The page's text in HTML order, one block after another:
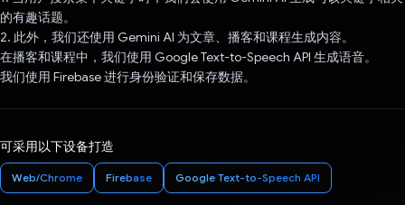
的有趣话题。
2. 此外，我们还使用 Gemini AI 为文章、播客和课程生成内容。
在播客和课程中，我们使用 Google Text-to-Speech API 生成语音。
我们使用 Firebase 进行身份验证和保存数据。
可采用以下设备打造
Web/Chrome Firebase Google Text-to-Speech API